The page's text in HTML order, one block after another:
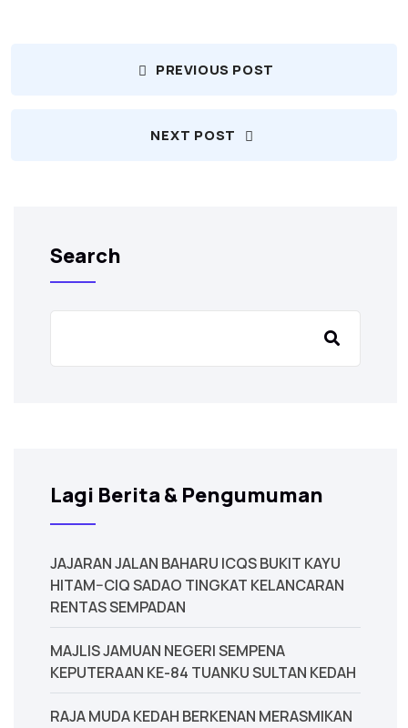
PREVIOUS POST
NEXT POST
Search
Lagi Berita & Pengumuman
JAJARAN JALAN BAHARU ICQS BUKIT KAYU
HITAM–CIQ SADAO TINGKAT KELANCARAN
RENTAS SEMPADAN
MAJLIS JAMUAN NEGERI SEMPENA
KEPUTERAAN KE-84 TUANKU SULTAN KEDAH
‎RAJA MUDA KEDAH BERKENAN MERASMIKAN